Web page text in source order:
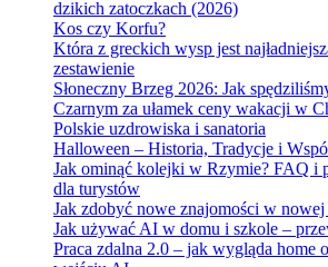
dzikich zatoczkach (2026)
Kos czy Korfu?
Która z greckich wysp jest
zestawienie
Słoneczny Brzeg 2026: Jak
Czarnym za ułamek ceny wakacji w
Polskie uzdrowiska i sanatoria
Halloween – Historia, Tradycje i
Jak ominąć kolejki w Rzymie? FAQ i
dla turystów
Jak zdobyć nowe znajomości w nowej
Jak używać AI w domu i szkole –
Praca zdalna 2.0 – jak wygląda home